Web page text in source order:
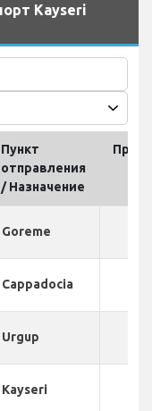
Kayseri
Пункт
отправления
/ Назначение
Goreme
Cappadocia
Urgup
Kayseri